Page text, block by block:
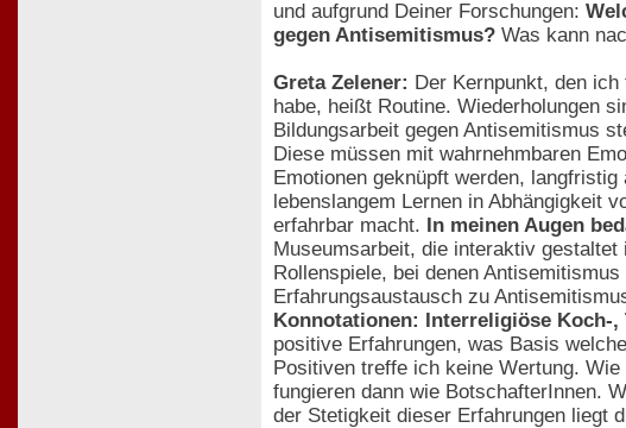
und aufgrund Deiner Forschungen:
gegen Antisemitismus? Was kann
Greta Zelener: Der Kernpunkt, den
habe, heißt Routine. Wiederholungen
Bildungsarbeit gegen Antisemitismus
Diese müssen mit wahrnehmbaren
Emotionen geknüpft werden,
lebenslangem Lernen in Abhängigkeit
erfahrbar macht. In meinen Augen
Museumsarbeit, die interaktiv
Rollenspiele, bei denen
Erfahrungsaustausch zu
Konnotationen: Interreligiöse Koch-,
positive Erfahrungen, was Basis
Positiven treffe ich keine Wertung.
fungieren dann wie BotschafterInnen.
der Stetigkeit dieser Erfahrungen liegt